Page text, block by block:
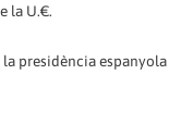
la U.€.
presidència espanyola